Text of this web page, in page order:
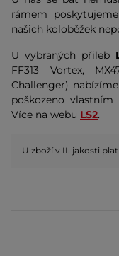
rámem
našich koloběžek
U vybraných přileb
FF313 Vortex,
Challenger)
poškozeno
Více na webu LS2.
U zboží v II. jakosti